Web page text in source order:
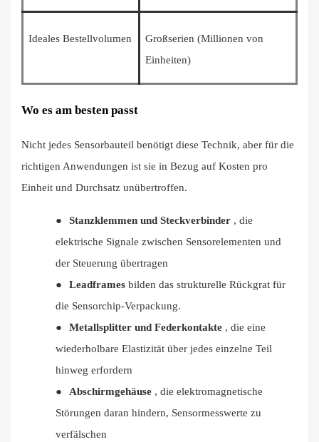
Ideales Bestellvolumen
Großserien (Millionen von
Einheiten)
Wo es am besten passt
Nicht jedes Sensorbauteil benötigt diese Technik, aber für die
richtigen Anwendungen ist sie in Bezug auf Kosten pro
Einheit und Durchsatz unübertroffen.
● Stanzklemmen und Steckverbinder , die
elektrische Signale zwischen Sensorelementen und
der Steuerung übertragen
●
Leadframes bilden das strukturelle Rückgrat für
die Sensorchip-Verpackung.
●
Metallsplitter und Federkontakte , die eine
wiederholbare Elastizität über jedes einzelne Teil
hinweg erfordern
●
Abschirmgehäuse , die elektromagnetische
Störungen daran hindern, Sensormesswerte zu
verfälschen